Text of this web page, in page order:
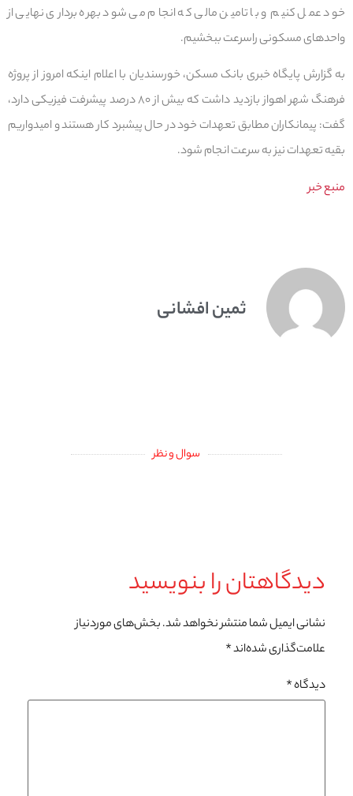
خود عمل کنیم و با تامین مالی که انجام می شود بهره برداری نهایی از
واحدهای مسکونی راسرعت ببخشیم.
به گزارش پایگاه خبری بانک مسکن، خورسندیان با اعلام اینکه امروز از پروژه
فرهنگ شهر اهواز بازدید داشت که بیش از ۸۰ درصد پیشرفت فیزیکی دارد،
گفت: پیمانکاران مطابق تعهدات خود در حال پیشبرد کار هستند و امیدواریم
بقیه تعهدات نیز به سرعت انجام شود.
منبع خبر
ثمین افشانی
سوال و نظر
دیدگاهتان را بنویسید
نشانی ایمیل شما منتشر نخواهد شد.بخش‌های موردنیاز
علامت‌گذاری شده‌اند*
دیدگاه*